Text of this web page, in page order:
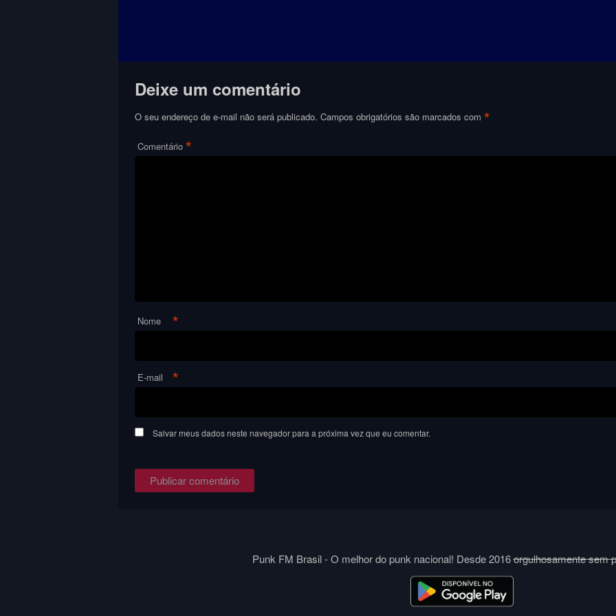
Deixe um comentário
O seu endereço de e-mail não será publicado. Campos obrigatórios são marcados com*
Comentário *
Nome *
E-mail *
Salvar meus dados neste navegador para a próxima vez que eu comentar.
Punk FM Brasil - O melhor do punk nacional! Desde 2016orgulhosamente sem